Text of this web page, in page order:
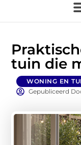
tuin die
WONING EN
Gepubliceerd